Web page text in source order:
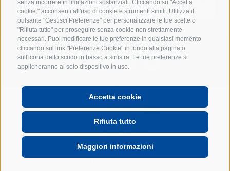
senza incorrere in limitazioni sostanziali. Cliccando su "Accetta
cookie," acconsenti all'uso di cookie e strumenti simili. Utilizza il
pulsante "Gestisci Preferenze" per personalizzare le tue scelte o
"Rifiuta tutto" per proseguire senza cookie non strettamente
necessari. Puoi modificare le tue preferenze in qualsiasi momento
cliccando sul link "Preferenze Cookie" in fondo alla pagina o
sull'icona dello scudo in basso a sinistra. Le tue preferenze si
applicheranno al solo dispositivo in uso.
Accetta cookie
Rifiuta tutto
Maggiori informazioni
POWERED BY
Cookie Policy